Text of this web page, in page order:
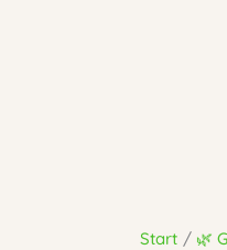
Start 🌿